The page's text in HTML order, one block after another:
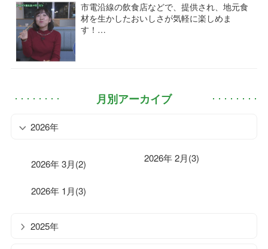
市電沿線の飲食店などで、提供され、地元食
材を生かしたおいしさが気軽に楽しめま
す！…
月別アーカイブ
2026年
2026年 3月(2) 2026年 2月(3)
2026年 1月(3)
2025年